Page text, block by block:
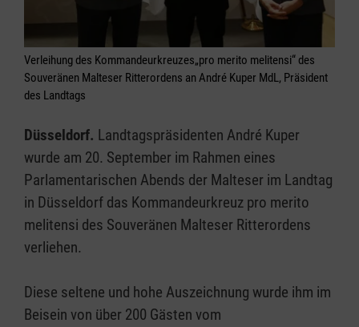
Verleihung des Kommandeurkreuzes„pro merito melitensi“ des
Souveränen Malteser Ritterordens an André Kuper MdL, Präsident
des Landtags
Düsseldorf. Landtagspräsidenten André Kuper
wurde am 20. September im Rahmen eines
Parlamentarischen Abends der Malteser im Landtag
in Düsseldorf das Kommandeurkreuz pro merito
melitensi des Souveränen Malteser Ritterordens
verliehen.
Diese seltene und hohe Auszeichnung wurde ihm im
Beisein von über 200 Gästen vom